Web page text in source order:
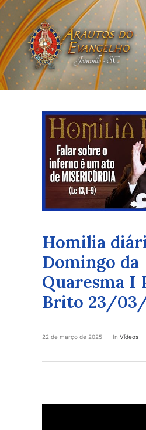
HOME
QUEM SOMOS
ARAUTOS JOINVILLE
CURSOS ON-LINE
Homilia
Domingo da
Quaresma I
Brito 23/
22 de março de 2025 In Vídeos